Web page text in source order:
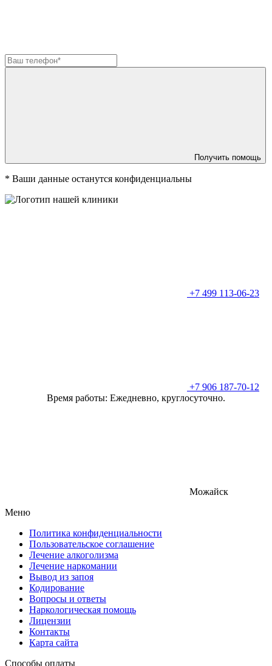
Получить помощь
* Ваши данные останутся конфиденциальны
+7 499 113-06-23
+7 906 187-70-12
Время работы: Ежедневно, круглосуточно.
Можайск
Меню
Политика конфиденциальности
Пользовательское соглашение
Лечение алкоголизма
Лечение наркомании
Вывод из запоя
Кодирование
Вопросы и ответы
Наркологическая помощь
Лицензии
Контакты
Карта сайта
Способы оплаты